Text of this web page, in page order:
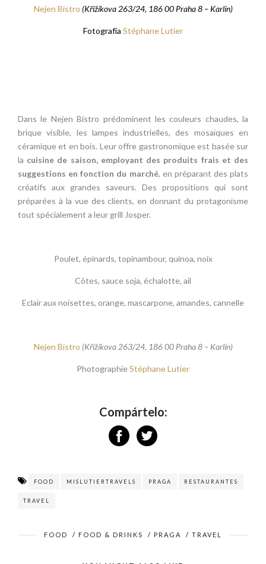
Nejen Bistro (Křižíkova 263/24, 186 00 Praha 8 – Karlín)
Fotografía Stéphane Lutier
Dans le Nejen Bistro prédominent les couleurs chaudes, la
brique visible, les lampes industrielles, des mosaïques en
céramique et en bois. Leur offre gastronomique est basée sur
la cuisine de saison, employant des produits frais et des
suggestions en fonction du marché, en préparant des plats
créatifs aux grandes saveurs. Des propositions qui sont
préparées à la vue des clients, en donnant du protagonisme
tout spécialement a leur grill Josper.
Poulet, épinards, topinambour, quinoa, noix
Côtes, sauce soja, échalotte, ail
Eclair aux noisettes, orange, mascarpone, amandes, cannelle
Nejen Bistro (Křižíkova 263/24, 186 00 Praha 8 – Karlín)
PhotographieStéphane Lutier
Compártelo:
FOOD MISLUTIERTRAVELS PRAGA RESTAURANTES
TRAVEL
FOOD / FOOD & DRINKS / PRAGA / TRAVEL